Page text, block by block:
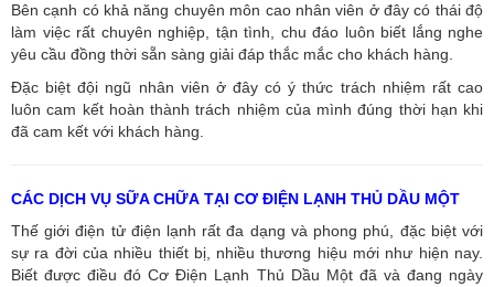
Bên cạnh có khả năng chuyên môn cao nhân viên ở đây có thái độ
làm việc rất chuyên nghiệp, tận tình, chu đáo luôn biết lắng nghe
yêu cầu đồng thời sẵn sàng giải đáp thắc mắc cho khách hàng.
Đặc biệt đội ngũ nhân viên ở đây có ý thức trách nhiệm rất cao
luôn cam kết hoàn thành trách nhiệm của mình đúng thời hạn khi
đã cam kết với khách hàng.
CÁC DỊCH VỤ SỮA CHỮA TẠI CƠ ĐIỆN LẠNH THỦ DẦU MỘT
Thế giới điện tử điện lạnh rất đa dạng và phong phú, đặc biệt với
sự ra đời của nhiều thiết bị, nhiều thương hiệu mới như hiện nay.
Biết được điều đó Cơ Điện Lạnh Thủ Dầu Một đã và đang ngày